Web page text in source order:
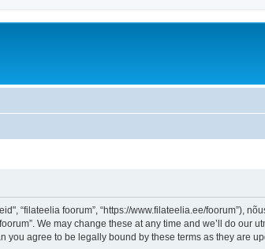
“filateelia foorum”, “https://www.filateelia.ee/foorum”),
We may change these at any time and we’ll do our
you agree to be legally bound by these terms as they are